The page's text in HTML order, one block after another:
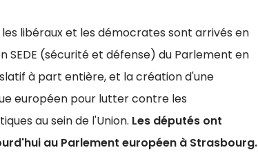
libéraux et les démocrates sont arrivés en
(sécurité et défense) du Parlement en
à part entière, et la création d'une
européen pour lutter contre les
au sein de l'Union. Les députés ont
au Parlement européen à Strasbourg.